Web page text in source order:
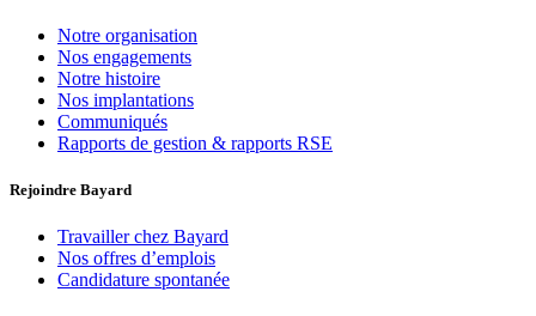
Notre organisation
Nos engagements
Notre histoire
Nos implantations
Communiqués
Rapports de gestion & rapports RSE
Rejoindre Bayard
Travailler chez Bayard
Nos offres d’emplois
Candidature spontanée